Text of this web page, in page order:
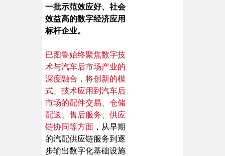
一批示范效应好、社会
效益高的数字经济应用
标杆企业。
巴图鲁始终聚焦数字技
术与汽车后市场产业的
深度融合，将创新的模
式、技术应用到汽车后
市场的配件交易、仓储
配送、售后服务、供应
链协同等方面 ，从早期
的汽配供应链服务到逐
步输出数字化基础设施